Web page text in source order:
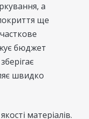
а
ще
бюджет
швидко
матеріалів.